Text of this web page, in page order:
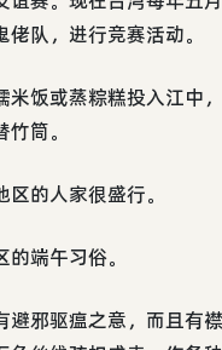
队，进行竞赛活动。
米饭或蒸粽糕投入江中
筒。
的人家很盛行。
端午习俗。
避邪驱瘟之意，而且有